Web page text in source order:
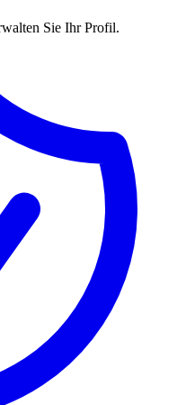
Sie Ihr Profil.